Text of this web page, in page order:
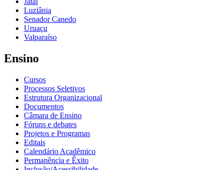
Luziânia
Senador Canedo
Uruaçu
Valparaíso
Ensino
Cursos
Processos Seletivos
Estrutura Organizacional
Documentos
Câmara de Ensino
Fóruns e debates
Projetos e Programas
Editais
Calendário Acadêmico
Permanência e Êxito